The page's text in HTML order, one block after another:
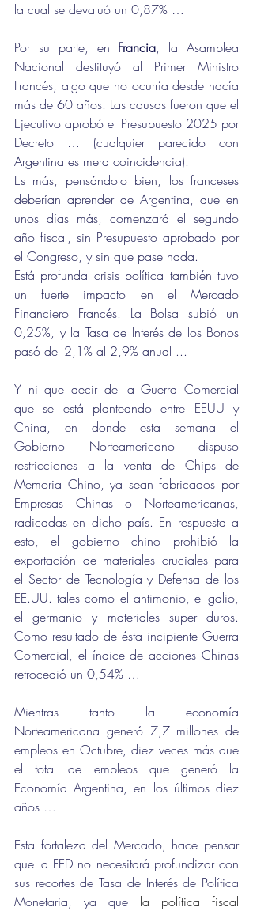
la cual se devaluó un 0,87% …
Por su parte, en Francia, la Asamblea
Nacional destituyó al Primer Ministro
Francés, algo que no ocurría desde hacía
más de 60 años. Las causas fueron que el
Ejecutivo aprobó el Presupuesto 2025 por
Decreto … (cualquier parecido con
Argentina es mera coincidencia).
Es más, pensándolo bien, los franceses
deberían aprender de Argentina, que en
unos días más, comenzará el segundo
año fiscal, sin Presupuesto aprobado por
el Congreso, y sin que pase nada.
Está profunda crisis política también tuvo
un fuerte impacto en el Mercado
Financiero Francés. La Bolsa subió un
0,25%, y la Tasa de Interés de los Bonos
pasó del 2,1% al 2,9% anual ...
Y ni que decir de la Guerra Comercial
que se está planteando entre EEUU y
China, en donde esta semana el
Gobierno Norteamericano dispuso
restricciones a la venta de Chips de
Memoria Chino, ya sean fabricados por
Empresas Chinas o Norteamericanas,
radicadas en dicho país. En respuesta a
esto, el gobierno chino prohibió la
exportación de materiales cruciales para
el Sector de Tecnología y Defensa de los
EE.UU. tales como el antimonio, el galio,
el germanio y materiales super duros.
Como resultado de ésta incipiente Guerra
Comercial, el índice de acciones Chinas
retrocedió un 0,54% …
Mientras tanto la economía
Norteamericana generó 7,7 millones de
empleos en Octubre, diez veces más que
el total de empleos que generó la
Economía Argentina, en los últimos diez
años …
Esta fortaleza del Mercado, hace pensar
que la FED no necesitará profundizar con
sus recortes de Tasa de Interés de Política
Monetaria, ya que la política fiscal